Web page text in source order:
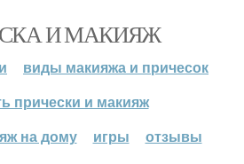
И МАКИЯЖ
виды макияжа и причесок
прически и макияж
на дому
игры отзывы